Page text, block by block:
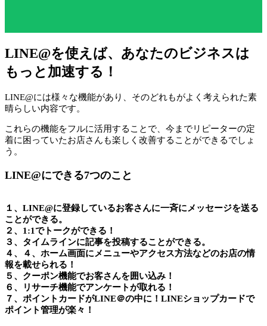
LINE@を使えば、あなたのビジネスは
もっと加速する！
LINE@には様々な機能があり、そのどれもがよく考えられた素
晴らしい内容です。
これらの機能をフルに活用することで、今までリピーターの定
着に困っていたお店さんも楽しく改善することができるでしょ
う。
LINE@にできる7つのこと
１、LINE@に登録しているお客さんに一斉にメッセージを送る
ことができる。
２、1:1でトークができる！
３、タイムラインに記事を投稿することができる。
４、４、ホーム画面にメニューやアクセス方法などのお店の情
報を載せられる！
５、クーポン機能でお客さんを囲い込み！
６、リサーチ機能でアンケートが取れる！
７、ポイントカードがLINE＠の中に！LINEショップカードで
ポイント管理が楽々！